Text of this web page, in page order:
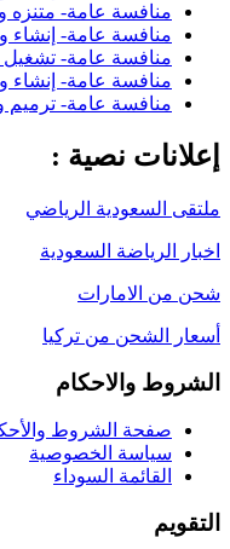
منافسة عامة- متنزه
منافسة عامة- إنشاء وتشغيل
منافسة عامة- تشغيل
منافسة عامة- إنشاء
منافسة عامة- ترميم
إعلانات نصية :
ملتقى السعودية الرياضي
اخبار الرياضة السعودية
شحن من الامارات
أسعار الشحن من تركيا
الشروط والاحكام
صفحة الشروط
سياسة الخصوصية
القائمة السوداء
التقويم